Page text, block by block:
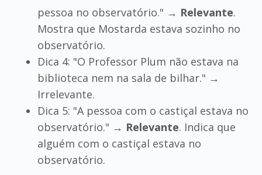
pessoa no observatório." → Relevante.
Mostra que Mostarda estava sozinho no
observatório.
Dica 4: "O Professor Plum não estava na
biblioteca nem na sala de bilhar." →
Irrelevante.
Dica 5: "A pessoa com o castiçal estava no
observatório." → Relevante. Indica que
alguém com o castiçal estava no
observatório.